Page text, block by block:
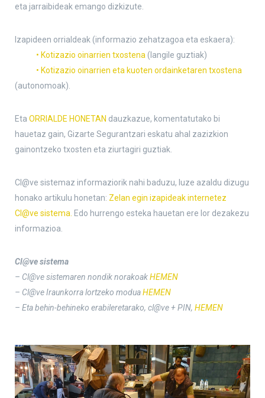
eta jarraibideak emango dizkizute.
Izapideen orrialdeak (informazio zehatzagoa eta eskaera):
• Kotizazio oinarrien txostena (langile guztiak)
• Kotizazio oinarrien eta kuoten ordainketaren txostena
(autonomoak).
Eta ORRIALDE HONETAN dauzkazue, komentatutako bi
hauetaz gain, Gizarte Segurantzari eskatu ahal zazizkion
gainontzeko txosten eta ziurtagiri guztiak.
Cl@ve sistemaz informaziorik nahi baduzu, luze azaldu dizugu
honako artikulu honetan: Zelan egin izapideak internetez
Cl@ve sistema. Edo hurrengo esteka hauetan ere lor dezakezu
informazioa.
Cl@ve sistema
– Cl@ve sistemaren nondik norakoakHEMEN
– Cl@ve Iraunkorra lortzeko moduaHEMEN
– Eta behin-behineko erabileretarako, cl@ve + PIN, HEMEN